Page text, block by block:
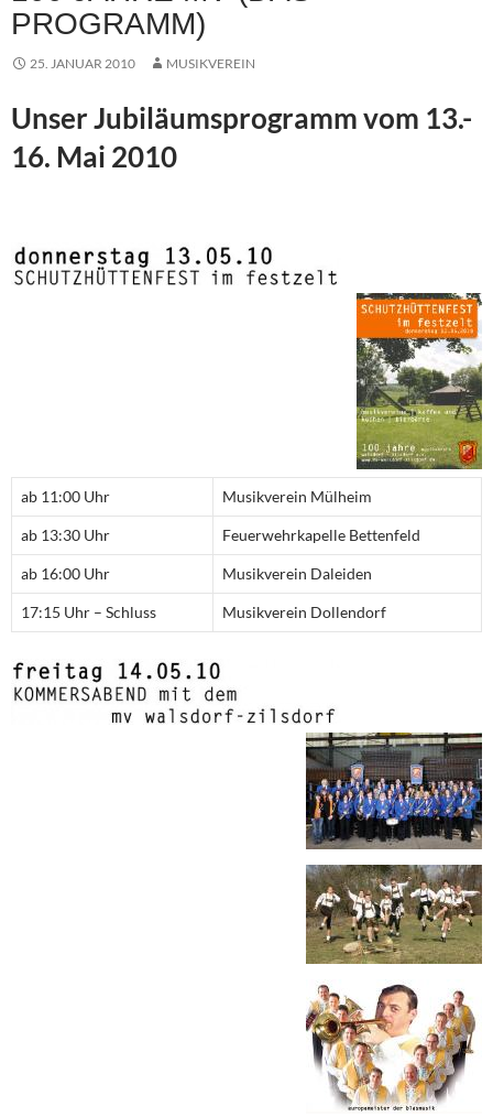
PROGRAMM)
25. JANUAR 2010 MUSIKVEREIN
Unser Jubiläumsprogramm vom 13.-
16. Mai 2010
ab 11:00 Uhr Musikverein Mülheim
ab 13:30 Uhr Feuerwehrkapelle Bettenfeld
ab 16:00 Uhr Musikverein Daleiden
17:15 Uhr – Schluss Musikverein Dollendorf